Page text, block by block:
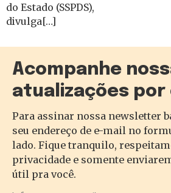
do Estado (SSPDS),
divulga[…]
Acompanhe
atualizações por
Para assinar nossa newsletter
seu endereço de e-mail no
lado. Fique tranquilo,
privacidade e somente
útil pra você.